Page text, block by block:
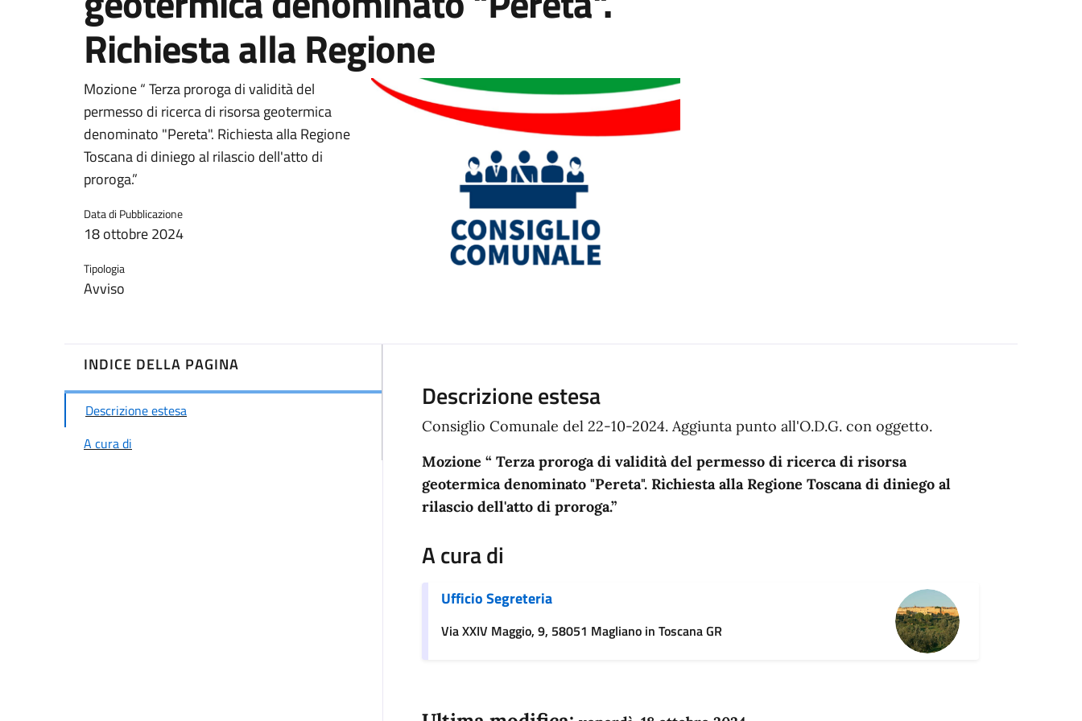
Richiesta alla Regione
Mozione “ Terza proroga di validità del
permesso di ricerca di risorsa geotermica
denominato "Pereta". Richiesta alla Regione
Toscana di diniego al rilascio dell'atto di
proroga.”
Data di Pubblicazione
18 ottobre 2024
Tipologia
Avviso
INDICE DELLA PAGINA
Descrizione estesa
A cura di
Descrizione estesa
Consiglio Comunale del 22-10-2024. Aggiunta punto all'O.D.G. con oggetto.
Mozione “ Terza proroga di validità del permesso di ricerca di risorsa
geotermica denominato "Pereta". Richiesta alla Regione Toscana di diniego al
rilascio dell'atto di proroga.”
A cura di
Ufficio Segreteria
Via XXIV Maggio, 9, 58051 Magliano in Toscana GR